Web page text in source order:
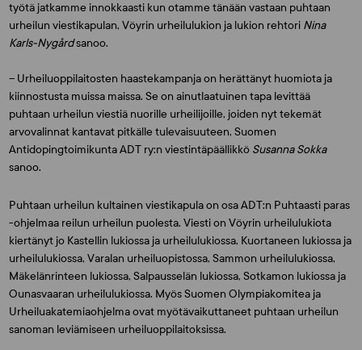
työtä jatkamme innokkaasti kun otamme tänään vastaan puhtaan
urheilun viestikapulan, Vöyrin urheilulukion ja lukion rehtori Nina
Karls-Nygårdsanoo.
– Urheiluoppilaitosten haastekampanja on herättänyt huomiota ja
kiinnostusta muissa maissa. Se on ainutlaatuinen tapa levittää
puhtaan urheilun viestiä nuorille urheilijoille, joiden nyt tekemät
arvovalinnat kantavat pitkälle tulevaisuuteen, Suomen
Antidopingtoimikunta ADT ry:n viestintäpäällikkö Susanna Sokka
sanoo.
Puhtaan urheilun kultainen viestikapula on osa ADT:n Puhtaasti paras
-ohjelmaa reilun urheilun puolesta. Viesti on Vöyrin urheilulukiota
kiertänyt jo Kastellin lukiossa ja urheilulukiossa, Kuortaneen lukiossa ja
urheilulukiossa, Varalan urheiluopistossa, Sammon urheilulukiossa,
Mäkelänrinteen lukiossa, Salpausselän lukiossa, Sotkamon lukiossa ja
Ounasvaaran urheilulukiossa. Myös Suomen Olympiakomitea ja
Urheiluakatemiaohjelma ovat myötävaikuttaneet puhtaan urheilun
sanoman leviämiseen urheiluoppilaitoksissa.